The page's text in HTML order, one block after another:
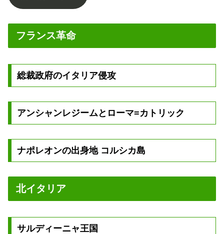
フランス革命
総裁政府のイタリア侵攻
アンシャンレジームとローマ=カトリック
ナポレオンの出身地 コルシカ島
北イタリア
サルディーニャ王国